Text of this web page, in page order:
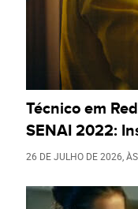
Técnico em
SENAI 2022:
26 DE JULHO DE 2026 , ÀS